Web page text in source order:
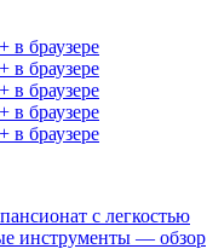
в браузере
в браузере
в браузере
в браузере
в браузере
с легкостью
инструменты — обзор